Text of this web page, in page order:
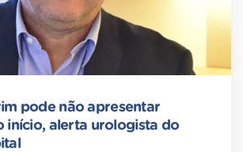
pode não apresentar
início, alerta urologista do